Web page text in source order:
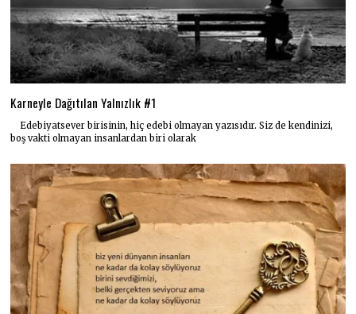
Karneyle Dağıtılan Yalnızlık #1
Edebiyatsever birisinin, hiç edebi olmayan yazısıdır. Siz de kendinizi,
boş vakti olmayan insanlardan biri olarak